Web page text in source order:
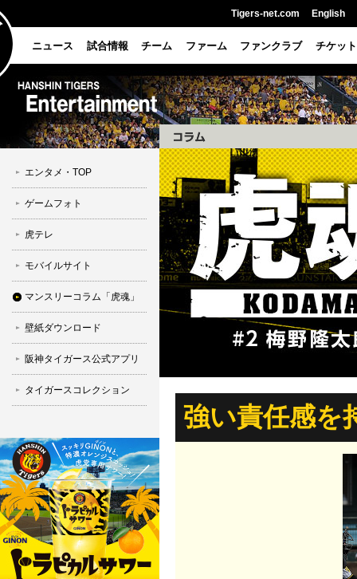
Tigers-net.com English
ニュース 試合情報 チーム ファーム ファンクラブ チケット
エンタメ・TOP
ゲームフォト
虎テレ
モバイルサイト
マンスリーコラム「虎魂」
壁紙ダウンロード
阪神タイガース公式アプリ
タイガースコレクション
強い責任感を